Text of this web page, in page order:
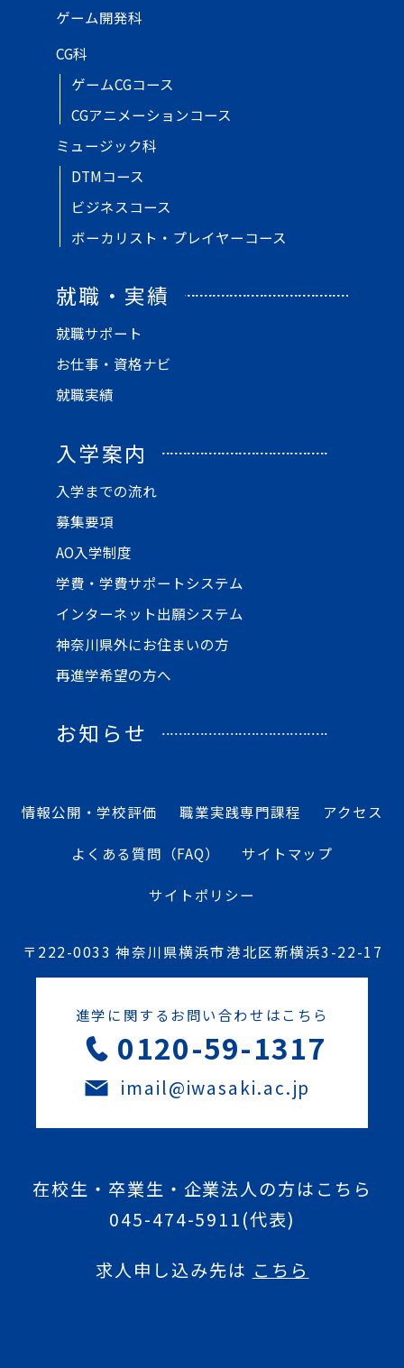
ゲーム開発科
CG科
ゲームCGコース
CGアニメーションコース
ミュージック科
DTMコース
ビジネスコース
ボーカリスト・プレイヤーコース
就職・実績
就職サポート
お仕事・資格ナビ
就職実績
入学案内
入学までの流れ
募集要項
AO入学制度
学費・学費サポートシステム
インターネット出願システム
神奈川県外にお住まいの方
再進学希望の方へ
お知らせ
情報公開・学校評価 職業実践専門課程 アクセス
よくある質問（FAQ） サイトマップ
サイトポリシー
〒222-0033 神奈川県横浜市港北区新横浜3-22-17
進学に関するお問い合わせはこちら
0120-59-1317
imail@iwasaki.ac.jp
在校生・卒業生・企業法人の方はこちら
045-474-5911(代表)
求人申し込み先は こちら